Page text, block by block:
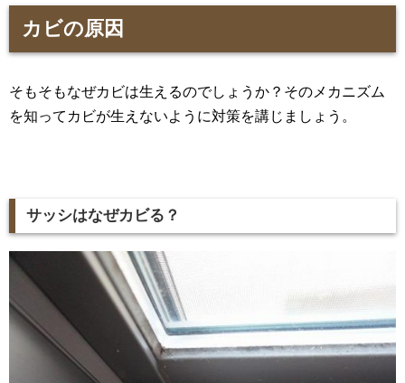
カビの原因
そもそもなぜカビは生えるのでしょうか？そのメカニズム
を知ってカビが生えないように対策を講じましょう。
サッシはなぜカビる？